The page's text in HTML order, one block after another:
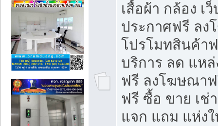
เสื้อผ้า กล้อง เ
ประกาศฟรี ล
โปรโมทสินค้า
บริการ ลด แห
ฟรี ลงโฆษณา
ฟรี ซื้อ ขาย เช่
แจก แถม แห่ง